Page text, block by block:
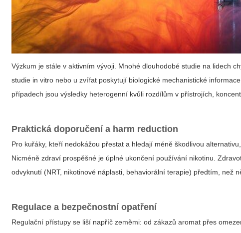
Výzkum je stále v aktivním vývoji. Mnohé dlouhodobé studie na lidech
studie in vitro nebo u zvířat poskytují biologické mechanistické
případech jsou výsledky heterogenní kvůli rozdílům v přístrojích,
Praktická doporučení a harm reduction
Pro kuřáky, kteří nedokážou přestat a hledají méně škodlivou
Nicméně zdraví prospěšné je úplné ukončení používání nikotinu.
odvyknutí (NRT, nikotinové náplasti, behaviorální terapie) předtím, než
Regulace a bezpečnostní opatření
Regulační přístupy se liší napříč zeměmi: od zákazů aromat přes